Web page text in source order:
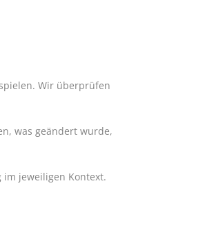
Wir überprüfen
was geändert wurde,
jeweiligen Kontext.